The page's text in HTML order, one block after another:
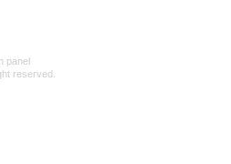
panel
reserved.